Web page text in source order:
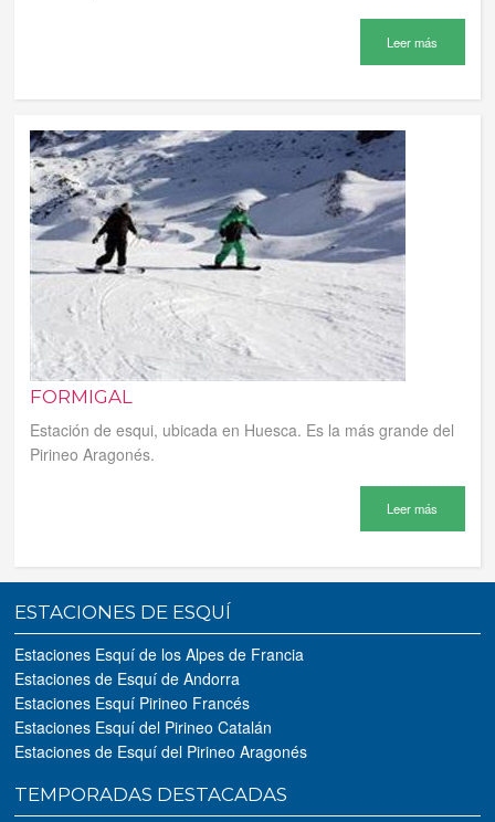
Leer más
FORMIGAL
Estación de esqui, ubicada en Huesca. Es la más grande del
Pirineo Aragonés.
Leer más
ESTACIONES DE ESQUÍ
Estaciones Esquí de los Alpes de Francia
Estaciones de Esquí de Andorra
Estaciones Esquí Pirineo Francés
Estaciones Esquí del Pirineo Catalán
Estaciones de Esquí del Pirineo Aragonés
TEMPORADAS DESTACADAS